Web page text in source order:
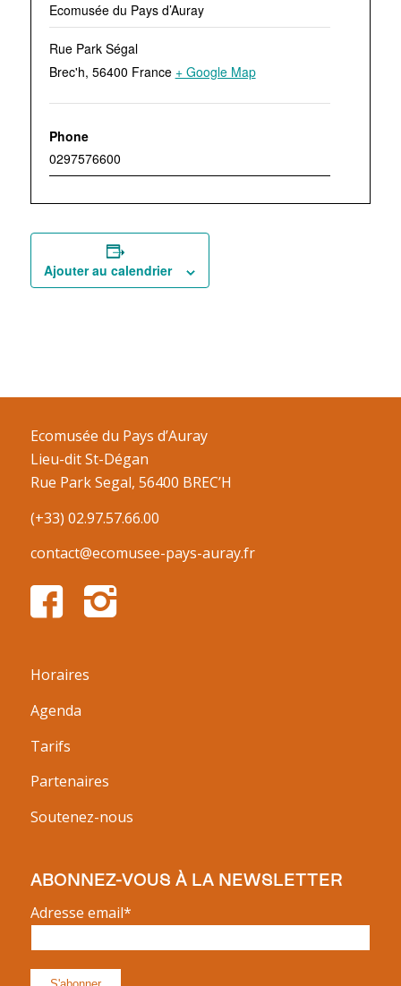
Ecomusée du Pays d’Auray
Rue Park Ségal
Brec'h, 56400 France + Google Map
Phone
0297576600
Ajouter au calendrier
Ecomusée du Pays d’Auray
Lieu-dit St-Dégan
Rue Park Segal, 56400 BREC’H
(+33) 02.97.57.66.00
contact@ecomusee-pays-auray.fr
Horaires
Agenda
Tarifs
Partenaires
Soutenez-nous
ABONNEZ-VOUS À LA NEWSLETTER
Adresse email*